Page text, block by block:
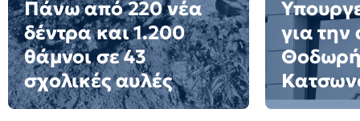
Πάνω από 220 νέα
δέντρα και 1.200
θάμνοι σε 43
σχολικές αυλές
για την